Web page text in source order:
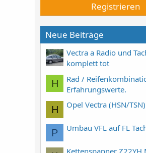
Registrieren
Neue Beiträge
Vectra a Radio und
komplett tot
H
Rad /
Erfahrungswerte.
H Opel Vectra (HSN/
P Umbau VFL auf FL
Kettenspanner Z22YH